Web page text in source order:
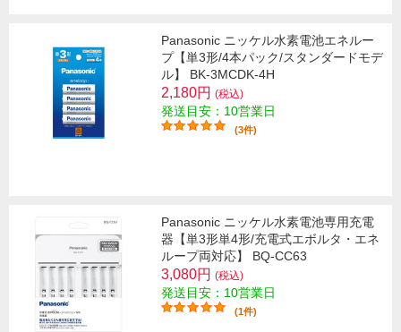
Panasonic ニッケル水素電池エネルー
プ【単3形/4本パック/スタンダードモデ
ル】 BK-3MCDK-4H
2,180円 (税込)
発送目安：10営業日
(3件)
Panasonic ニッケル水素電池専用充電
器【単3形単4形/充電式エボルタ・エネ
ループ両対応】 BQ-CC63
3,080円 (税込)
発送目安：10営業日
(1件)